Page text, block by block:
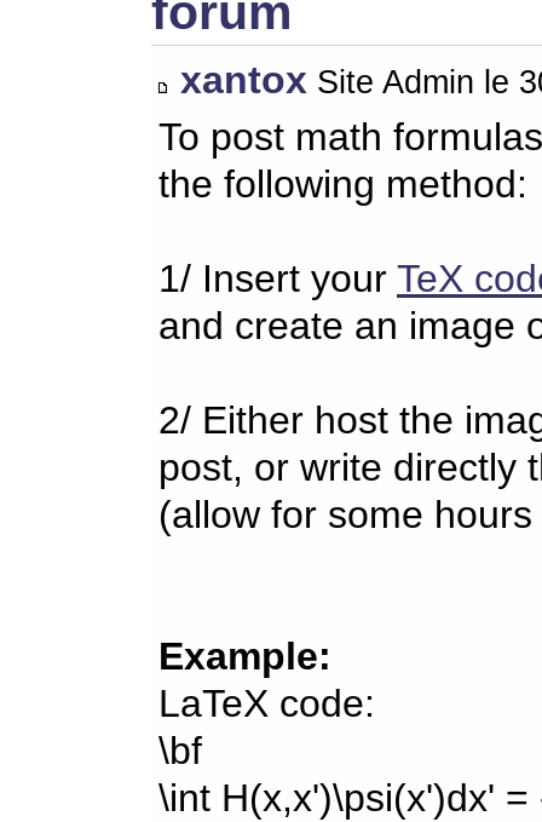
forum
xantox Site Admin le
To post math
the following method:
1/ Insert your TeX
and create an image
2/ Either host the
post, or write directly
(allow for some
Example:
LaTeX code:
\bf
\int H(x,x')\psi(x')dx'